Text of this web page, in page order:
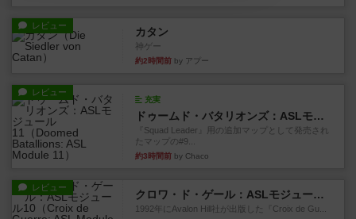
レビュー カタン
神ゲー
約2時間前 by アプー
レビュー
充実
ドゥームド・バタリオンズ：ASLモジュール11
『Squad Leader』用の追加マップとして発売され
たマップの#9...
約3時間前 by Chaco
レビュー
クロワ・ド・ゲール：ASLモジュール10
1992年にAvalon Hill社が出版した『Croix de Gu...